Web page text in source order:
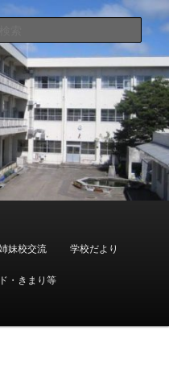
６６－５６－００９０
索
妹校交流 学校だより
・きまり等